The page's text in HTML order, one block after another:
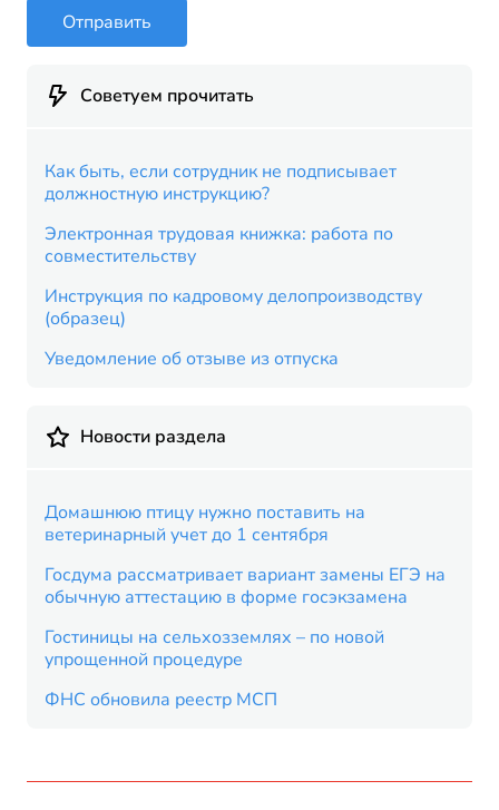
Отправить
Советуем прочитать
Как быть, если сотрудник не подписывает
должностную инструкцию?
Электронная трудовая книжка: работа по
совместительству
Инструкция по кадровому делопроизводству
(образец)
Уведомление об отзыве из отпуска
Новости раздела
Домашнюю птицу нужно поставить на
ветеринарный учет до 1 сентября
Госдума рассматривает вариант замены ЕГЭ на
обычную аттестацию в форме госэкзамена
Гостиницы на сельхозземлях – по новой
упрощенной процедуре
ФНС обновила реестр МСП